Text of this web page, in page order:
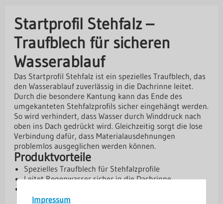
Impressum
Startprofil Stehfalz –
Traufblech für sicheren
Wasserablauf
Das Startprofil Stehfalz ist ein spezielles Traufblech, das
den Wasserablauf zuverlässig in die Dachrinne leitet.
Durch die besondere Kantung kann das Ende des
umgekanteten Stehfalzprofils sicher eingehängt werden.
So wird verhindert, dass Wasser durch Winddruck nach
oben ins Dach gedrückt wird. Gleichzeitig sorgt die lose
Verbindung dafür, dass Materialausdehnungen
problemlos ausgeglichen werden können.
Produktvorteile
Spezielles Traufblech für Stehfalzprofile
Leitet Regenwasser sicher in die Dachrinne
gedrückt werden könnte